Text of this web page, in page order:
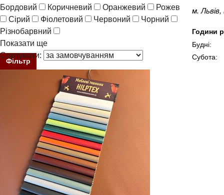
м.
Години
Будні:
Субота:
Бордовий
Коричневий Оранжевий Рожевий
Синій
Сірий
Фіолетовий Червоний
Чорний
Різнобарвний
Показати ще
Сортувати:
Фільтр